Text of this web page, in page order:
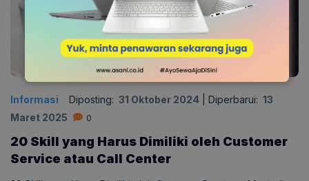
Informasi Diposting: 31 Oktober 2024 Diperbarui: 13
Maret 2025
0
20 Skill yang Harus Dimiliki oleh Customer
Service atau Call Center